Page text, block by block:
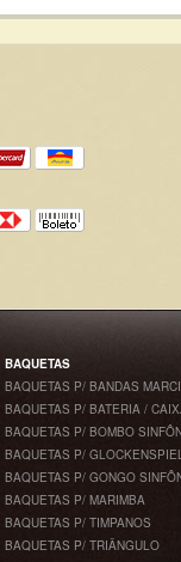
BAQUETAS
BAQUETAS P/ BANDAS
BAQUETAS P/ BATERIA /
BAQUETAS P/ BOMBO
BAQUETAS P/
BAQUETAS P/ GONGO
BAQUETAS P/ MARIMBA
BAQUETAS P/ TIMPANOS
BAQUETAS P/ TRIÂNGULO